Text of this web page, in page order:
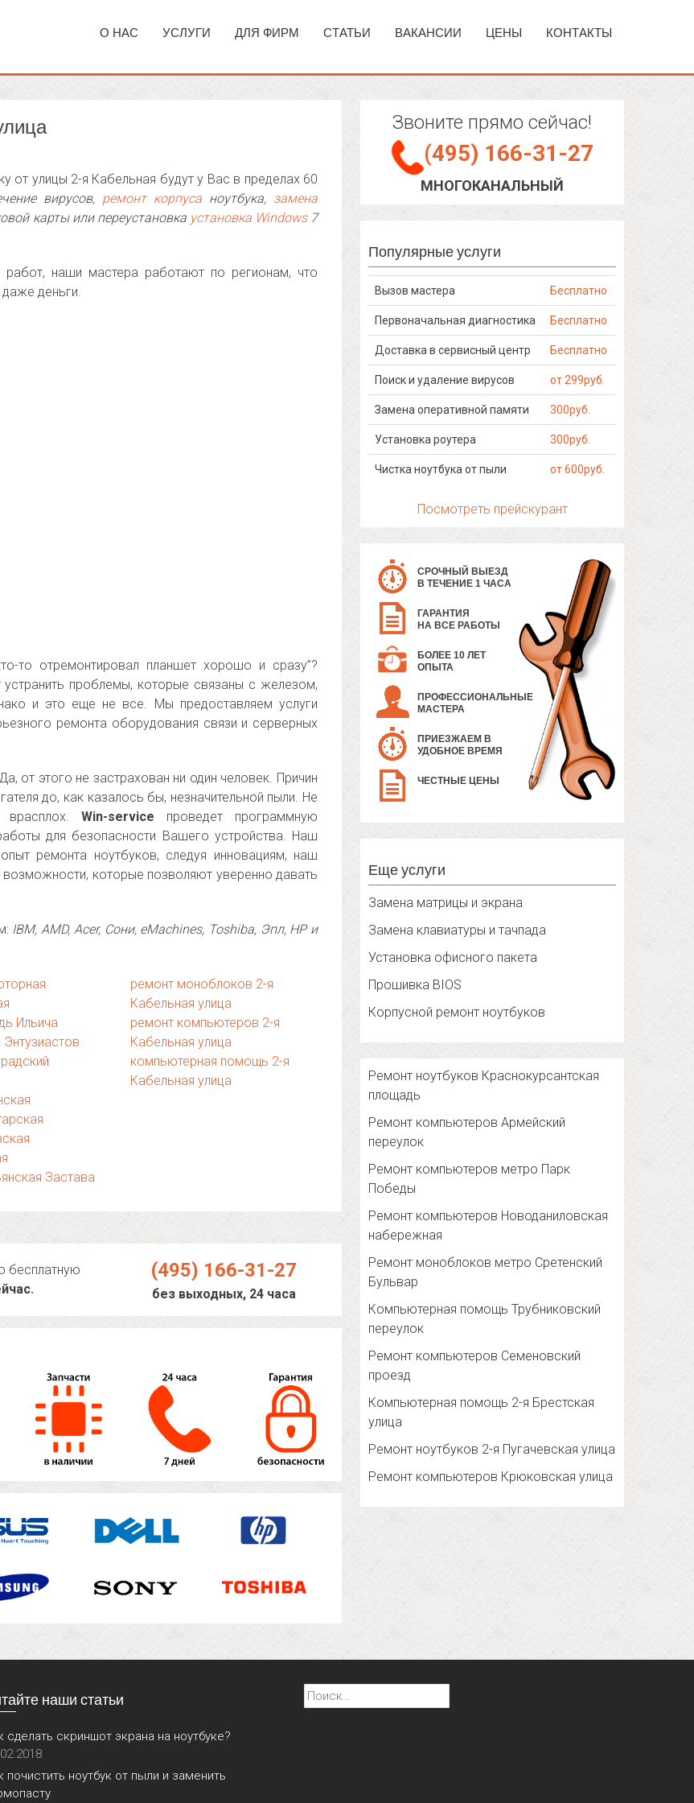
О НАС УСЛУГИ ДЛЯ ФИРМ СТАТЬИ ВАКАНСИИ ЦЕНЫ КОНТАКТЫ
от улицы 2-я Кабельная будут у Вас в пределах 60
вирусов, ремонт корпуса ноутбука, замена
карты или переустановка установка Windows7
наши мастера работают по регионам, что
деньги.
то отремонтировал планшет хорошо и сразу”?
проблемы, которые связаны с железом,
и это еще не все. Мы предоставляем услуги
ремонта оборудования связи и серверных
от этого не застрахован ни один человек. Причин
до, как казалось бы, незначительной пыли. Не
врасплох.Win-service проведет программную
для безопасности Вашего устройства. Наш
ремонта ноутбуков, следуя инновациям, наш
которые позволяют уверенно давать
IBM, AMD, Acer, Сони, eMachines, Toshiba, Эпл, HP и
Ильича
Застава
ремонт моноблоков 2-я
Кабельная улица
ремонт компьютеров 2-я
Кабельная улица
компьютерная помощь 2-я
Кабельная улица
бесплатную
(495) 166-31-27
без выходных, 24 часа
Звоните прямо сейчас!
(495) 166-31-27
МНОГОКАНАЛЬНЫЙ
Популярные услуги
Вызов мастера Бесплатно
Первоначальная диагностика Бесплатно
Доставка в сервисный центр Бесплатно
Поиск и удаление вирусов от 299руб.
Замена оперативной памяти 300руб.
Установка роутера 300руб.
Чистка ноутбука от пыли от 600руб.
Посмотреть прейскурант
СРОЧНЫЙ ВЫЕЗД
В ТЕЧЕНИЕ 1 ЧАСА
ГАРАНТИЯ
НА ВСЕ РАБОТЫ
БОЛЕЕ 10 ЛЕТ
ОПЫТА
ПРОФЕССИОНАЛЬНЫЕ
МАСТЕРА
ПРИЕЗЖАЕМ В
УДОБНОЕ ВРЕМЯ
ЧЕСТНЫЕ ЦЕНЫ
Еще услуги
Замена матрицы и экрана
Замена клавиатуры и тачпада
Установка офисного пакета
Прошивка BIOS
Корпусной ремонт ноутбуков
Ремонт ноутбуков Краснокурсантская
площадь
Ремонт компьютеров Армейский
переулок
Ремонт компьютеров метро Парк
Победы
Ремонт компьютеров Новоданиловская
набережная
Ремонт моноблоков метро Сретенский
Бульвар
Компьютерная помощь Трубниковский
переулок
Ремонт компьютеров Семеновский
проезд
Компьютерная помощь 2-я Брестская
улица
Ремонт ноутбуков 2-я Пугачевская улица
Ремонт компьютеров Крюковская улица
наши статьи
сделать скриншот экрана на ноутбуке?
почистить ноутбук от пыли и заменить
Найти: